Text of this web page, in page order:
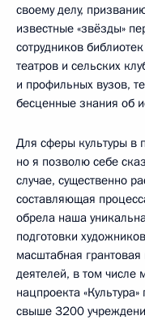
своему делу,
известные «звёзды»
сотрудников
театров и сельских
и профильных вузов,
бесценные знания об
Для сферы культуры в
но я позволю себе
случае, существенно
составляющая
обрела наша
подготовки
масштабная
деятелей, в том
нацпроекта
свыше 3200